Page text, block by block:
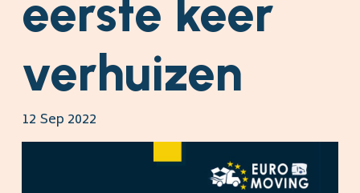
eerste keer
verhuizen
12 Sep 2022